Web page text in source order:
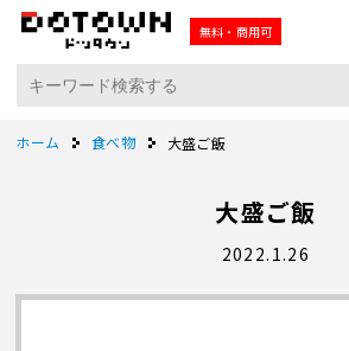
無料・商用可
ホーム 食べ物 大盛ご飯
大盛ご飯
2022.1.26